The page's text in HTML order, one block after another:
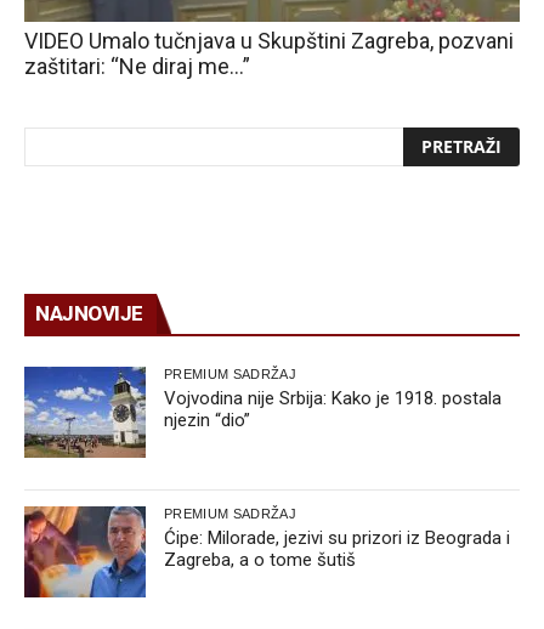
VIDEO Umalo tučnjava u Skupštini Zagreba, pozvani
zaštitari: “Ne diraj me…”
NAJNOVIJE
PREMIUM SADRŽAJ
Vojvodina nije Srbija: Kako je 1918. postala
njezin “dio”
PREMIUM SADRŽAJ
Ćipe: Milorade, jezivi su prizori iz Beograda i
Zagreba, a o tome šutiš